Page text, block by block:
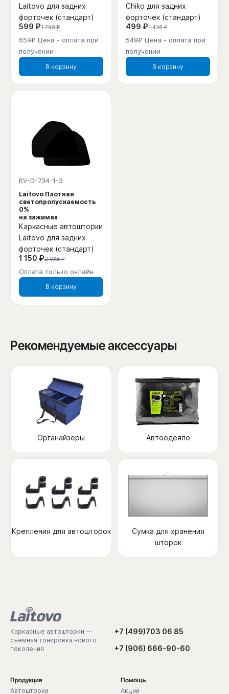
Laitovo для задних
форточек (стандарт)
599 ₽1 798 ₽
659₽ Цена - оплата при
получении
В корзину
Chiko для задних
форточек (стандарт)
499 ₽1 438 ₽
549₽ Цена - оплата при
получении
В корзину
RV-D-734-1-3
Laitovo Плотная
светопропускаемость
0%
на зажимах
Каркасные автошторки
Laitovo для задних
форточек (стандарт)
1 150 ₽2 038 ₽
Оплата только онлайн
В корзину
Рекомендуемые аксессуары
Органайзеры Автоодеяло
Крепления для автошторок
Сумка для хранения
шторок
Каркасные автошторки —
съёмная тонировка нового
поколения
+7 (499)703 06 85
+7 (906) 666-90-60
Продукция
Автошторки
Помощь
Акции